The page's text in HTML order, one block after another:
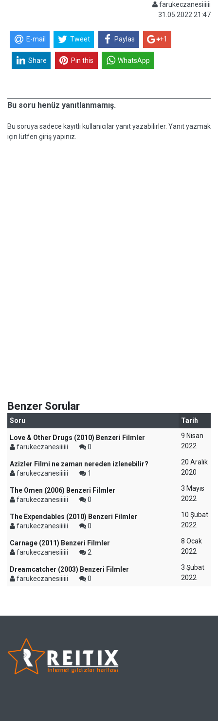
farukeczanesiiiiii
31.05.2022 21:47
E-mail Tweet Paylas +1
Share Pin this WhatsApp
Bu soru henüz yanıtlanmamış.
Bu soruya sadece kayıtlı kullanıcılar yanıt yazabilirler. Yanıt yazmak
için lütfen giriş yapınız.
Benzer Sorular
Soru Tarih
Love & Other Drugs (2010) Benzeri Filmler
farukeczanesiiiiii
0
9 Nisan
2022
Azizler Filmi ne zaman nereden izlenebilir?
farukeczanesiiiiii
1
20 Aralık
2020
The Omen (2006) Benzeri Filmler
farukeczanesiiiiii
0
3 Mayıs
2022
The Expendables (2010) Benzeri Filmler
farukeczanesiiiiii
0
10 Şubat
2022
Carnage (2011) Benzeri Filmler
farukeczanesiiiiii
2
8 Ocak
2022
Dreamcatcher (2003) Benzeri Filmler
farukeczanesiiiiii
0
3 Şubat
2022